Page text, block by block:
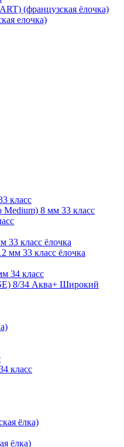
(французская ёлочка)
елочка)
класс
Medium) 8 мм 33 класс
33 класс ёлочка
мм 33 класс ёлочка
34 класс
8/34 Аква+ Широкий
класс
ёлка)
ёлка)